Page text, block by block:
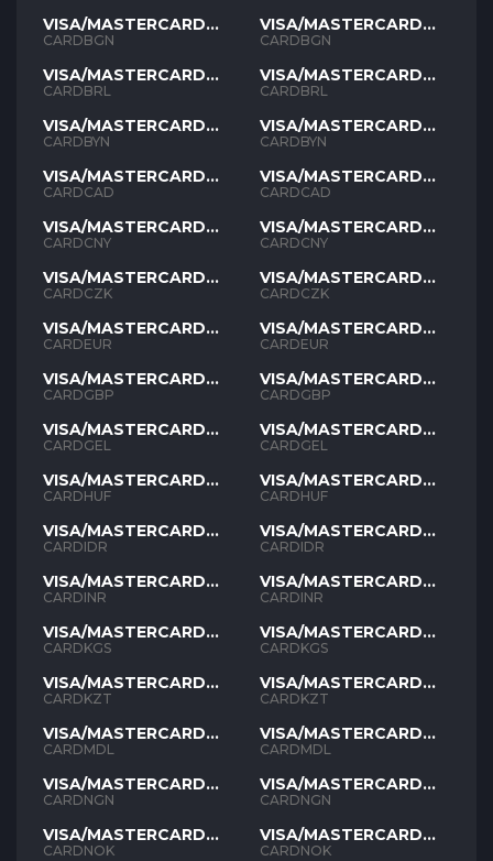
VISA/MASTERCARD
BGN
CARDBGN
VISA/MASTERCARD
BRL
CARDBRL
VISA/MASTERCARD
BYN
CARDBYN
VISA/MASTERCARD
CAD
CARDCAD
VISA/MASTERCARD
CNY
CARDCNY
VISA/MASTERCARD
CZK
CARDCZK
VISA/MASTERCARD
EUR
CARDEUR
VISA/MASTERCARD
GBP
CARDGBP
VISA/MASTERCARD
GEL
CARDGEL
VISA/MASTERCARD
HUF
CARDHUF
VISA/MASTERCARD
IDR
CARDIDR
VISA/MASTERCARD
INR
CARDINR
VISA/MASTERCARD
KGS
CARDKGS
VISA/MASTERCARD
KZT
CARDKZT
VISA/MASTERCARD
MDL
CARDMDL
VISA/MASTERCARD
NGN
CARDNGN
VISA/MASTERCARD
NOK
CARDNOK
VISA/MASTERCARD
BGN
CARDBGN
VISA/MASTERCARD
BRL
CARDBRL
VISA/MASTERCARD
BYN
CARDBYN
VISA/MASTERCARD
CAD
CARDCAD
VISA/MASTERCARD
CNY
CARDCNY
VISA/MASTERCARD
CZK
CARDCZK
VISA/MASTERCARD
EUR
CARDEUR
VISA/MASTERCARD
GBP
CARDGBP
VISA/MASTERCARD
GEL
CARDGEL
VISA/MASTERCARD
HUF
CARDHUF
VISA/MASTERCARD
IDR
CARDIDR
VISA/MASTERCARD
INR
CARDINR
VISA/MASTERCARD
KGS
CARDKGS
VISA/MASTERCARD
KZT
CARDKZT
VISA/MASTERCARD
MDL
CARDMDL
VISA/MASTERCARD
NGN
CARDNGN
VISA/MASTERCARD
NOK
CARDNOK